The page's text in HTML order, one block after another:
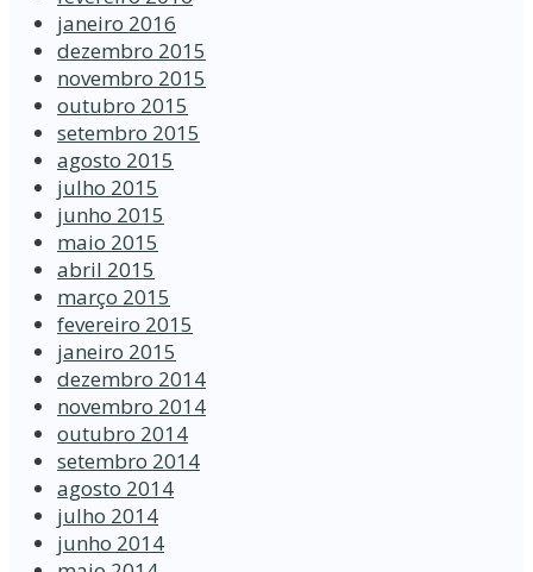
janeiro 2016
dezembro 2015
novembro 2015
outubro 2015
setembro 2015
agosto 2015
julho 2015
junho 2015
maio 2015
abril 2015
março 2015
fevereiro 2015
janeiro 2015
dezembro 2014
novembro 2014
outubro 2014
setembro 2014
agosto 2014
julho 2014
junho 2014